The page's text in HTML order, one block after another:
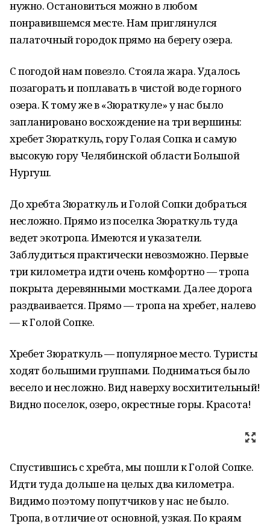
нужно. Остановиться можно в любом
понравившемся месте. Нам приглянулся
палаточный городок прямо на берегу озера.
С погодой нам повезло. Стояла жара. Удалось
позагорать и поплавать в чистой воде горного
озера. К тому же в «Зюраткуле» у нас было
запланировано восхождение на три вершины:
хребет Зюраткуль, гору Голая Сопка и самую
высокую гору Челябинской области Большой
Нургуш.
До хребта Зюраткуль и Голой Сопки добраться
несложно. Прямо из поселка Зюраткуль туда
ведет экотропа. Имеются и указатели.
Заблудиться практически невозможно. Первые
три километра идти очень комфортно — тропа
покрыта деревянными мостками. Далее дорога
раздваивается. Прямо — тропа на хребет, налево
— к Голой Сопке.
Хребет Зюраткуль — популярное место. Туристы
ходят большими группами. Подниматься было
весело и несложно. Вид наверху восхитительный!
Видно поселок, озеро, окрестные горы. Красота!
Спустившись с хребта, мы пошли к Голой Сопке.
Идти туда дольше на целых два километра.
Видимо поэтому попутчиков у нас не было.
Тропа, в отличие от основной, узкая. По краям